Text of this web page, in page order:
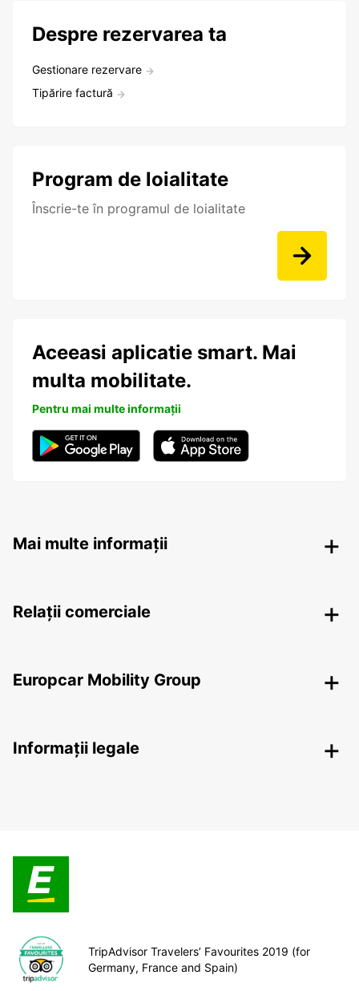
Despre rezervarea ta
Gestionare rezervare
Tipărire factură
Program de loialitate
Înscrie-te în programul de loialitate
Aceeasi aplicatie smart. Mai
multa mobilitate.
Pentru mai multe informații
Mai multe informații
Relații comerciale
Europcar Mobility Group
Informații legale
TripAdvisor Travelers’ Favourites 2019 (for
Germany, France and Spain)